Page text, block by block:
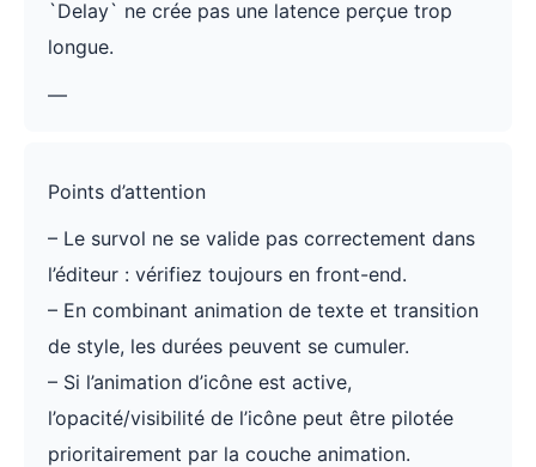
`Delay` ne crée pas une latence perçue trop
longue.
—
Points d’attention
– Le survol ne se valide pas correctement dans
l’éditeur : vérifiez toujours en front-end.
– En combinant animation de texte et transition
de style, les durées peuvent se cumuler.
– Si l’animation d’icône est active,
l’opacité/visibilité de l’icône peut être pilotée
prioritairement par la couche animation.